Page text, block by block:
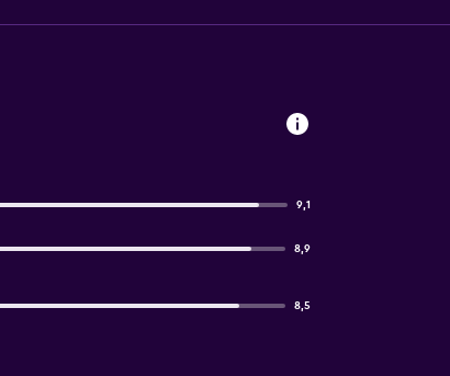
9,1
8,9
8,5